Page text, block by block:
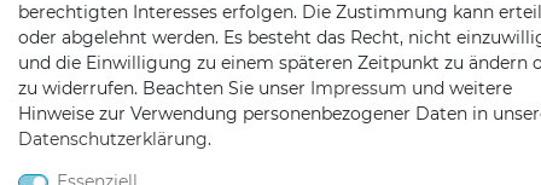
berechtigten Interesses erfolgen. Die Zustimmung kann
oder abgelehnt werden. Es besteht das Recht, nicht
und die Einwilligung zu einem späteren Zeitpunkt zu ändern
zu widerrufen. Beachten Sie unser Impressum und weitere
Hinweise zur Verwendung personenbezogener Daten in
Daten­schutz­erklärung.